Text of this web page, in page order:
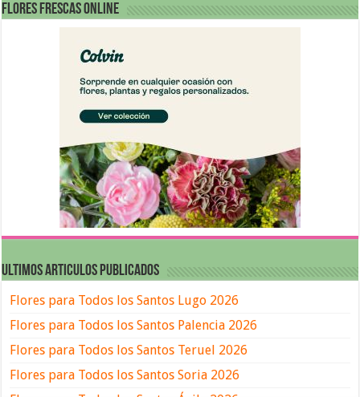
FLORES FRESCAS ONLINE
ULTIMOS ARTICULOS PUBLICADOS
Flores para Todos los Santos Lugo 2026
Flores para Todos los Santos Palencia 2026
Flores para Todos los Santos Teruel 2026
Flores para Todos los Santos Soria 2026